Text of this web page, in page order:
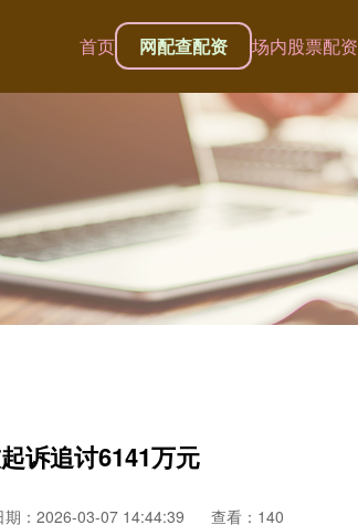
首页 网配查配资 场内股票配资
诉追讨6141万元
期：2026-03-07 14:44:39 查看：140